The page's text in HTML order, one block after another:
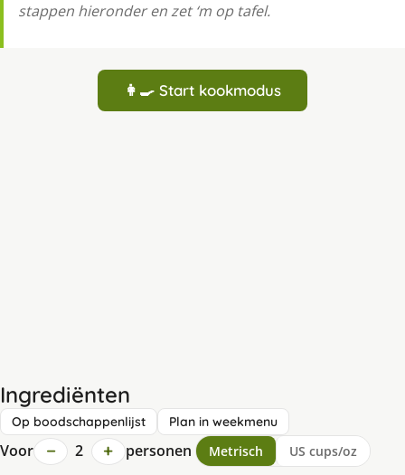
stappen hieronder en zet ‘m op tafel.
👩‍🍳 Start kookmodus
Ingrediënten
Op boodschappenlijst Plan in weekmenu
Voor − 2 + personen Metrisch US cups/oz